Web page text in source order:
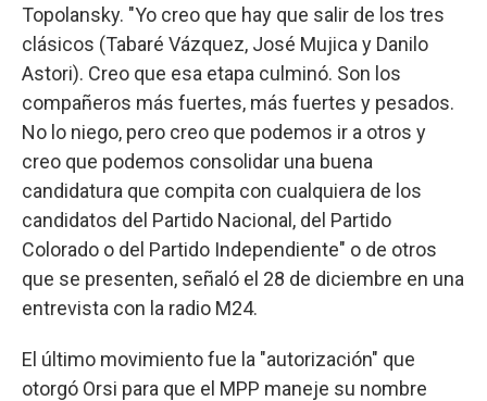
Topolansky. "Yo creo que hay que salir de los tres
clásicos (Tabaré Vázquez, José Mujica y Danilo
Astori). Creo que esa etapa culminó. Son los
compañeros más fuertes, más fuertes y pesados.
No lo niego, pero creo que podemos ir a otros y
creo que podemos consolidar una buena
candidatura que compita con cualquiera de los
candidatos del Partido Nacional, del Partido
Colorado o del Partido Independiente" o de otros
que se presenten, señaló el 28 de diciembre en una
entrevista con la radio M24.
El último movimiento fue la "autorización" que
otorgó Orsi para que el MPP maneje su nombre